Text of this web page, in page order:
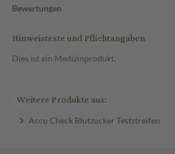
Bewertungen
Hinweistexte und Pflichtangaben
Dies ist ein Medizinprodukt.
Weitere Produkte aus:
Accu Check Blutzucker Teststreifen